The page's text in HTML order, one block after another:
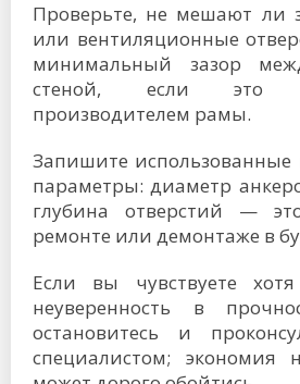
Проверьте, не мешают ли
или вентиляционные
минимальный зазор
стеной, если это
производителем рамы.
Запишите
параметры: диаметр
глубина отверстий —
ремонте или демонтаже в
Если вы чувствуете
неуверенность в
остановитесь и
специалистом; экономия